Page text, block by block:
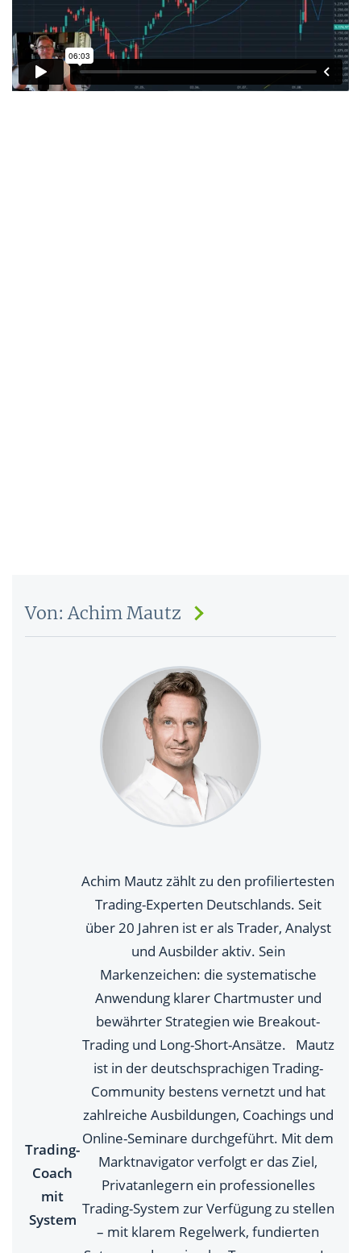
Von: Achim Mautz
Trading-
Coach
mit
System
Achim Mautz zählt zu den profiliertesten
Trading-Experten Deutschlands. Seit
über 20 Jahren ist er als Trader, Analyst
und Ausbilder aktiv. Sein
Markenzeichen: die systematische
Anwendung klarer Chartmuster und
bewährter Strategien wie Breakout-
Trading und Long-Short-Ansätze. Mautz
ist in der deutschsprachigen Trading-
Community bestens vernetzt und hat
zahlreiche Ausbildungen, Coachings und
Online-Seminare durchgeführt. Mit dem
Marktnavigator verfolgt er das Ziel,
Privatanlegern ein professionelles
Trading-System zur Verfügung zu stellen
– mit klarem Regelwerk, fundierten